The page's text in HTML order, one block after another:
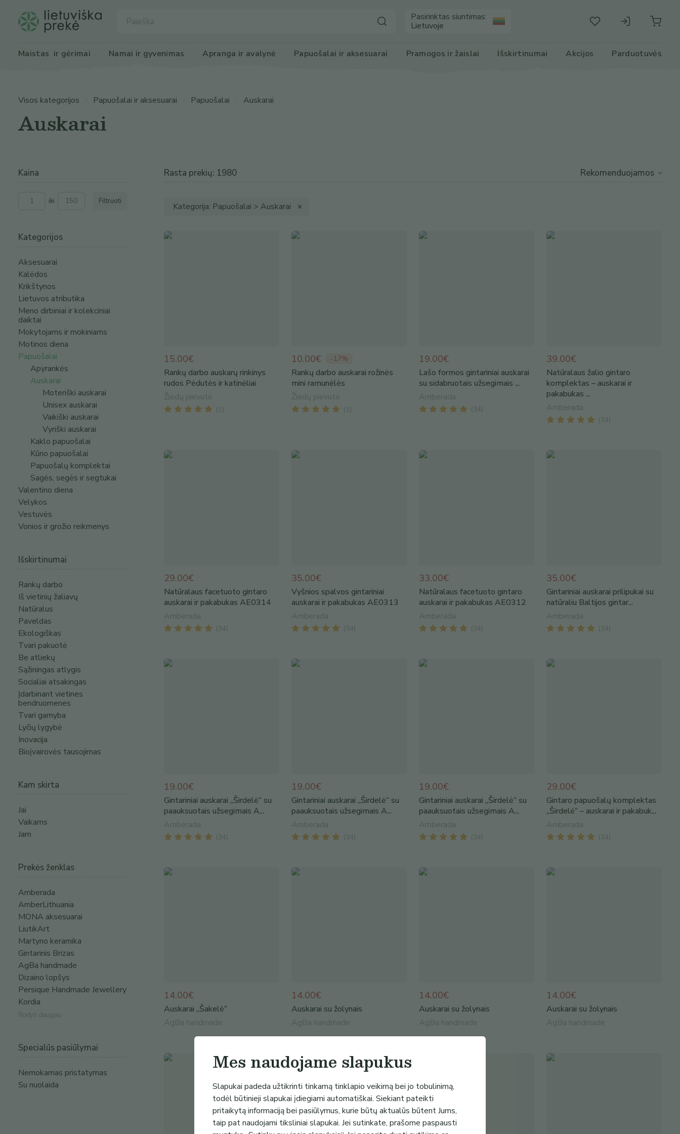
Pasirinktas siuntimas:
Lietuvoje
Maistas ir gėrimai Namai ir gyvenimas Apranga ir avalynė Papuošalai ir aksesuarai Pramogos ir žaislai Išskirtinumai Akcijos Parduotuvės
Visos kategorijos Papuošalai ir aksesuarai Papuošalai Auskarai
Auskarai
Kaina
iki Filtruoti
Kategorijos
Aksesuarai
Kalėdos
Krikštynos
Lietuvos atributika
Meno dirbiniai ir kolekciniai
daiktai
Mokytojams ir mokiniams
Motinos diena
Papuošalai
Apyrankės
Auskarai
Moteriški auskarai
Unisex auskarai
Vaikiški auskarai
Vyriški auskarai
Kaklo papuošalai
Kūno papuošalai
Papuošalų komplektai
Sagės, segės ir segtukai
Valentino diena
Velykos
Vestuvės
Vonios ir grožio reikmenys
Išskirtinumai
Rankų darbo
Iš vietinių žaliavų
Natūralus
Paveldas
Ekologiškas
Tvari pakuotė
Be atliekų
Sąžiningas atlygis
Socialiai atsakingas
Įdarbinant vietines
bendruomenes
Tvari gamyba
Lyčių lygybė
Inovacija
Bioįvairovės tausojimas
Kam skirta
Jai
Vaikams
Jam
Prekės ženklas
Amberada
AmberLithuania
MONA aksesuarai
LiutikArt
Martyno keramika
Gintarinis Brizas
AgBa handmade
Dizaino lopšys
Persique Handmade Jewellery
Kordia
Rodyti daugiau
Specialūs pasiūlymai
Nemokamas pristatymas
Su nuolaida
Rasta prekių: 1980
Kategorija: Papuošalai > Auskarai ✕
15.00€
Rankų darbo auskarų rinkinys
rudos Pėdutės ir katinėliai
Žiedų pievutė
( 1
10.00€ -17%
Rankų darbo auskarai rožinės
mini ramunėlės
Žiedų pievutė
( 1
19.00€
Lašo formos gintariniai auskarai
su sidabruotais užsegimais ...
Amberada
( 34
39.00€
Natūralaus žalio gintaro
komplektas – auskarai ir
pakabukas ...
Amberada
( 34
29.00€
Natūralaus facetuoto gintaro
auskarai ir pakabukas AE0314
Amberada
( 34
35.00€
Vyšnios spalvos gintariniai
auskarai ir pakabukas AE0313
Amberada
( 34
33.00€
Natūralaus facetuoto gintaro
auskarai ir pakabukas AE0312
Amberada
( 34
35.00€
Gintariniai auskarai prilipukai su
natūraliu Baltijos gintar...
Amberada
( 34
19.00€
Gintariniai auskarai „Širdelė“ su
paauksuotais užsegimais A...
Amberada
( 34
19.00€
Gintariniai auskarai „Širdelė“ su
paauksuotais užsegimais A...
Amberada
( 34
19.00€
Gintariniai auskarai „Širdelė“ su
paauksuotais užsegimais A...
Amberada
( 34
29.00€
Gintaro papuošalų komplektas
„Širdelė“ – auskarai ir pakabuk...
Amberada
( 34
14.00€
Auskarai „Šakelė“
AgBa handmade
14.00€
Auskarai su žolynais
AgBa handmade
14.00€
Auskarai su žolynais
AgBa handmade
14.00€
Auskarai su žolynais
AgBa handmade
Mes naudojame slapukus
Slapukai padeda užtikrinti tinkamą tinklapio veikimą bei jo tobulinimą,
todėl būtinieji slapukai įdiegiami automatiškai. Siekiant pateikti
pritaikytą informaciją bei pasiūlymus, kurie būtų aktualūs būtent Jums,
taip pat naudojami tiksliniai slapukai. Jei sutinkate, prašome paspausti